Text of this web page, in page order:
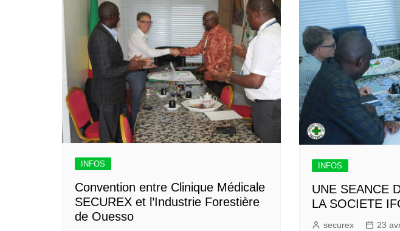
INFOS
Convention entre Clinique Médicale
SECUREX et l’Industrie Forestière
de Ouesso
INFOS
UNE SEANCE
LA SOCIETE
securex 23